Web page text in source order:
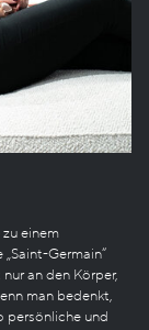
einem
Germain“
an den Körper,
man bedenkt,
persönliche und